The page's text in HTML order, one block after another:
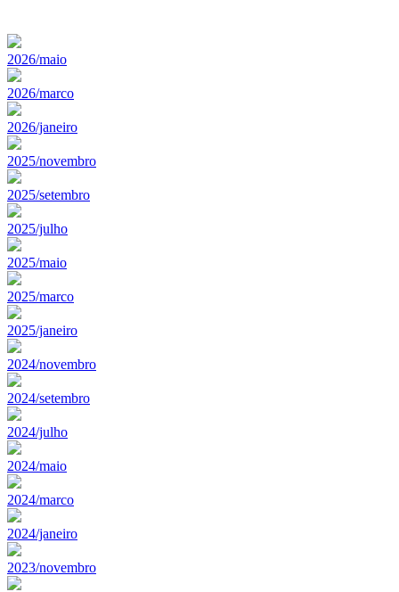
2026/maio
2026/marco
2026/janeiro
2025/novembro
2025/setembro
2025/julho
2025/maio
2025/marco
2025/janeiro
2024/novembro
2024/setembro
2024/julho
2024/maio
2024/marco
2024/janeiro
2023/novembro